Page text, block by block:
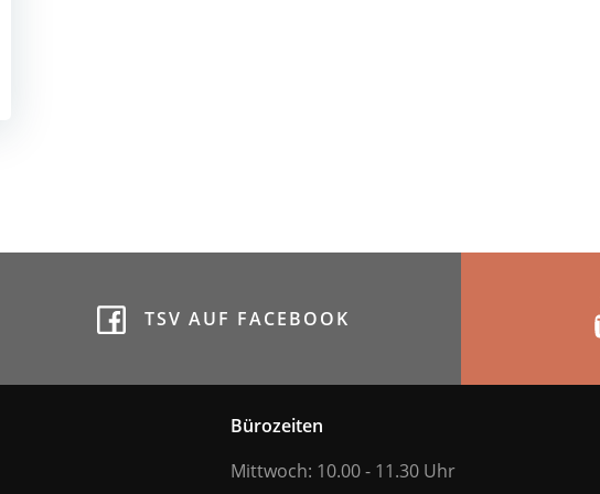
TSV AUF FACEBOOK
Bürozeiten
Mittwoch: 10.00 - 11.30 Uhr